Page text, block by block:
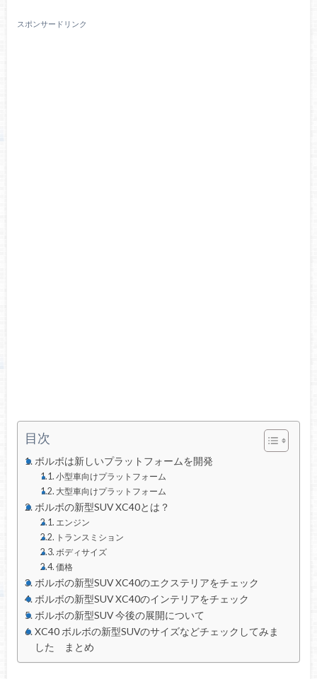
スポンサードリンク
目次
ボルボは新しいプラットフォームを開発
小型車向けプラットフォーム
大型車向けプラットフォーム
ボルボの新型SUV XC40とは？
エンジン
トランスミション
ボディサイズ
価格
ボルボの新型SUV XC40のエクステリアをチェック
ボルボの新型SUV XC40のインテリアをチェック
ボルボの新型SUV 今後の展開について
XC40 ボルボの新型SUVのサイズなどチェックしてみま
した まとめ